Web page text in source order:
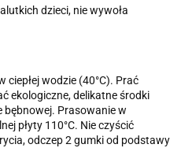
dzieci, nie wywoła
wodzie (40°C). Prać
ekologiczne, delikatne środki
bębnowej. Prasowanie w
płyty 110°C. Nie czyścić
odczep 2 gumki od podstawy